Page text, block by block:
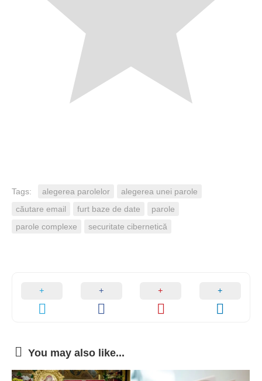
Tags: alegerea parolelor
alegerea unei parole
căutare email
furt baze de date
parole
parole complexe
securitate cibernetică
You may also like...